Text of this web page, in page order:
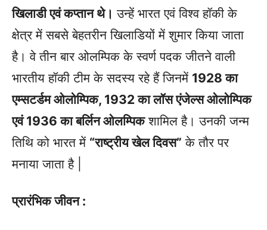
खिलाडी एवं कप्तान थे। उन्हें भारत एवं विश्व हॉकी के
क्षेत्र में सबसे बेहतरीन खिलाडियों में शुमार किया जाता
है। वे तीन बार ओलम्पिक के स्वर्ण पदक जीतने वाली
भारतीय हॉकी टीम के सदस्य रहे हैं जिनमें 1928 का
एम्सटर्डम ओलोम्पिक, 1932 का लॉस एंजेल्स ओलोम्पिक
एवं 1936 का बर्लिन ओलम्पिकशामिल है। उनकी जन्म
तिथि को भारत में “राष्ट्रीय खेल दिवस” के तौर पर
मनाया जाता है |
प्रारंभिक जीवन :